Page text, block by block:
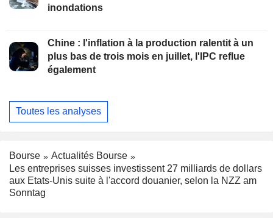
inondations
Chine : l'inflation à la production ralentit à un
plus bas de trois mois en juillet, l'IPC reflue
également
Toutes les analyses
Bourse
Actualités Bourse
Les entreprises suisses investissent 27 milliards de dollars
aux Etats-Unis suite à l'accord douanier, selon la NZZ am
Sonntag